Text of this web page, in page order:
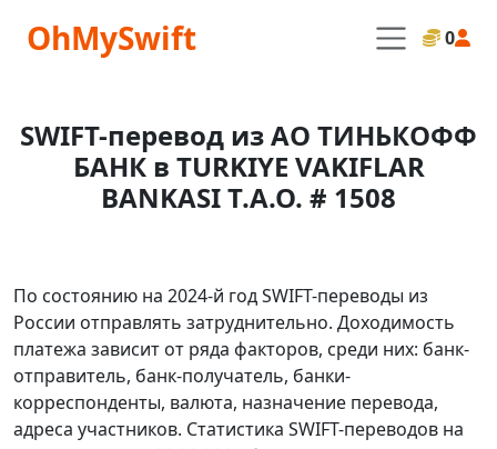
OhMySwift 0
SWIFT-перевод из АО ТИНЬКОФФ
БАНК в TURKIYE VAKIFLAR
BANKASI T.A.O. # 1508
По состоянию на 2024-й год SWIFT-переводы из
России отправлять затруднительно. Доходимость
платежа зависит от ряда факторов, среди них: банк-
отправитель, банк-получатель, банки-
корреспонденты, валюта, назначение перевода,
адреса участников. Статистика SWIFT-переводов на